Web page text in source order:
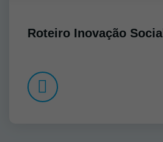
Roteiro Inovação Social